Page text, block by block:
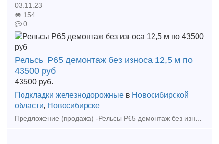
03.11.23
154
0
Рельсы Р65 демонтаж без износа 12,5 м по
43500 руб
43500 руб.
Подкладки железнодорожные в Новосибирской
области, Новосибирске